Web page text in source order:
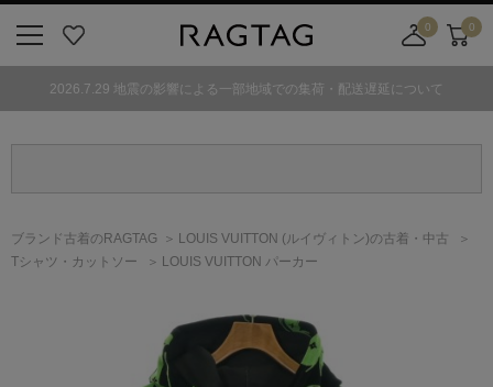
気
0
舗
カ
ト
0
2026.7.29 地震の影響による一部地域での集荷・配送遅延について
ブランド古着のRAGTAG LOUIS VUITTON (ルイヴィトン)の古着・中古
Tシャツ・カットソー
LOUIS VUITTON パーカー